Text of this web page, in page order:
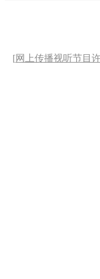
[网上传播视听节目